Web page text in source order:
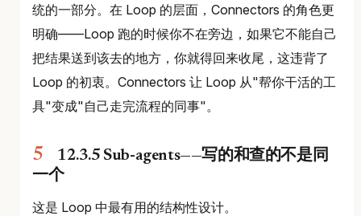
统的一部分。在 Loop 的层面，Connectors 的角色更
明确——Loop 跑的时候你不在旁边，如果它不能自己
把结果送到该去的地方，你就得回来收尾，这违背了
Loop 的初衷。Connectors 让 Loop 从"帮你干活的工
具"变成"自己走完流程的同事"。
12.3.5 Sub-agents——写的和查的不是同
一个
这是 Loop 中最有用的结构性设计。